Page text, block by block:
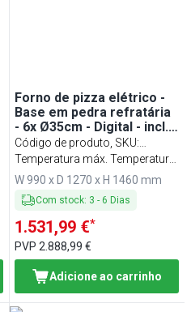
Forno de pizza elétrico -
Base em pedra refratária
- 6x Ø35cm - Digital - incl.
base - com display Digital
Touch
Código de produto, SKU:
PEP66TTC-NB#UEP66T-N
Temperatura máx. Temperatura:
400 °C
W 990 x D 1270 x H 1460 mm
Com stock: 3 - 6 Dias
1.531,99 €*
PVP2.888,99 €
Adicione ao carrinho